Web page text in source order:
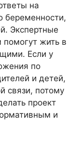
на
Экспертные
жить в
Если у
по
и детей,
связи, потому
проект
и